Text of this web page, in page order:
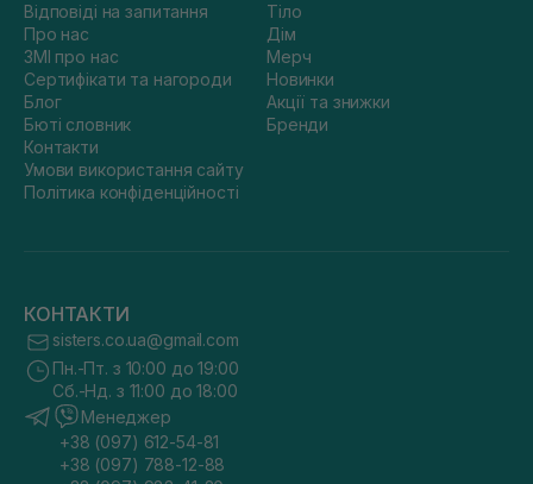
Відповіді на запитання
Про нас
ЗМІ про нас
Сертифікати та нагороди
Блог
Бюті словник
Контакти
Умови використання сайту
Політика конфіденційності
Тіло
Дім
Мерч
Новинки
Акції та знижки
Бренди
КОНТАКТИ
sisters.co.ua@gmail.com
Пн.-Пт. з 10:00 до 19:00
Сб.-Нд. з 11:00 до 18:00
Менеджер
+38 (097) 612-54-81
+38 (097) 788-12-88